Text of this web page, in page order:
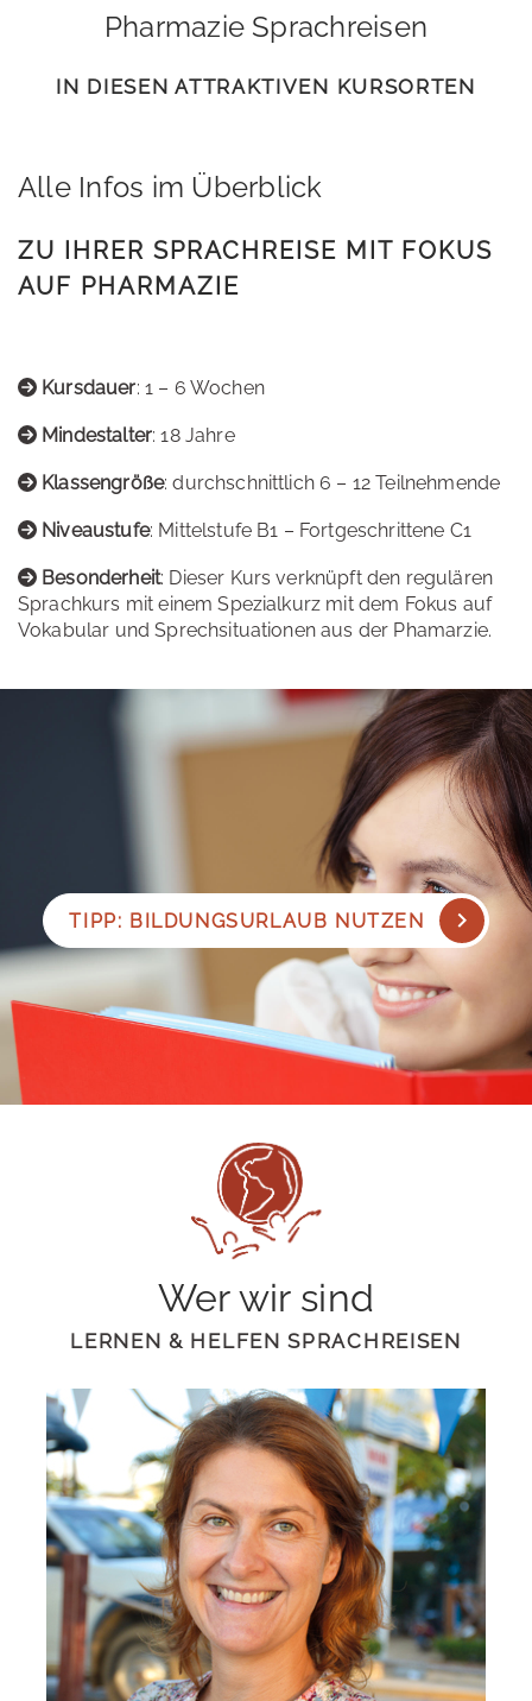
Pharmazie Sprachreisen
IN DIESEN ATTRAKTIVEN KURSORTEN
Alle Infos im Überblick
ZU IHRER SPRACHREISE MIT FOKUS
AUF PHARMAZIE
Kursdauer: 1 – 6 Wochen
Mindestalter: 18 Jahre
Klassengröße: durchschnittlich 6 – 12 Teilnehmende
Niveaustufe: Mittelstufe B1 – Fortgeschrittene C1
Besonderheit: Dieser Kurs verknüpft den regulären
Sprachkurs mit einem Spezialkurz mit dem Fokus auf
Vokabular und Sprechsituationen aus der Phamarzie.
TIPP: BILDUNGSURLAUB NUTZEN
Wer wir sind
LERNEN & HELFEN SPRACHREISEN